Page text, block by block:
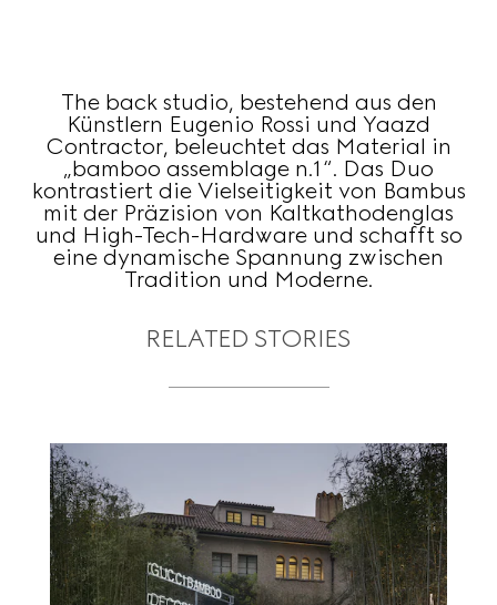
The back studio, bestehend aus den
Künstlern Eugenio Rossi und Yaazd
Contractor, beleuchtet das Material in
„bamboo assemblage n.1“. Das Duo
kontrastiert die Vielseitigkeit von Bambus
mit der Präzision von Kaltkathodenglas
und High-Tech-Hardware und schafft so
eine dynamische Spannung zwischen
Tradition und Moderne.
RELATED STORIES